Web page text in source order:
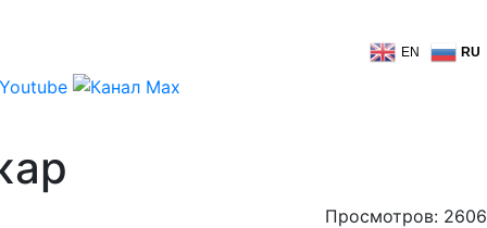
EN RU
Просмотров: 2606